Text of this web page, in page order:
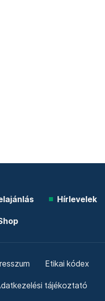
Hírlevelek
Etikai kódex
tájékoztató